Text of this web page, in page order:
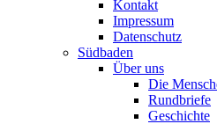
Kontakt
Impressum
Datenschutz
Südbaden
Über uns
Die
Rundbriefe
Geschichte